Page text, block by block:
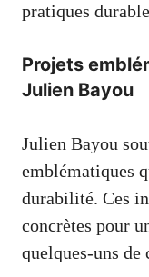
pratiques
Projets
Julien Bayou
Julien Bayou
emblématiques
durabilité. Ces
concrètes pour
quelques-uns de